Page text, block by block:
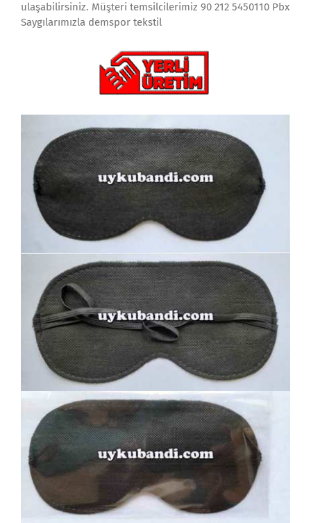
ulaşabilirsiniz. Müşteri temsilcilerimiz 90 212 5450110 Pbx
Saygılarımızla demspor tekstil